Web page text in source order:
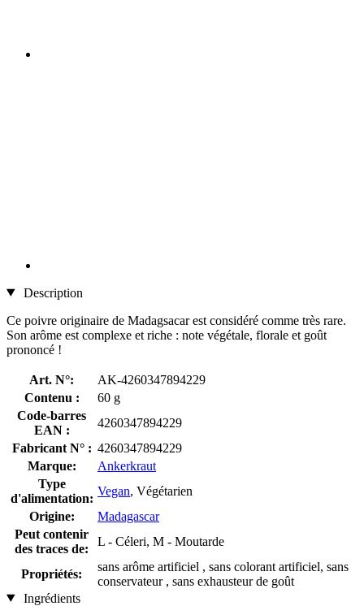
Description
Ce poivre originaire de Madagsacar est considéré comme très rare.
Son arôme est complexe et riche : note végétale, florale et goût
prononcé !
Art. N°:
AK-4260347894229
Contenu :
60 g
Code-barres
EAN :
4260347894229
Fabricant N° : 4260347894229
Marque:
Ankerkraut
Type
d'alimentation:
Vegan, Végétarien
Origine:
Madagascar
Peut contenir
des traces de:
L - Céleri, M - Moutarde
Propriétés:
sans arôme artificiel , sans colorant artificiel, sans
conservateur , sans exhausteur de goût
Ingrédients